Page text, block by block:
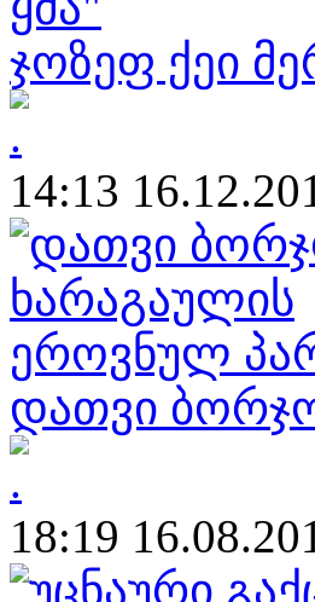
ჯოზეფ ქეი
14:13
დათვი
18:19